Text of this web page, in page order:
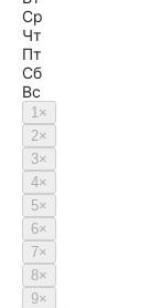
Ср
Чт
Пт
Сб
Вс
1×
2×
3×
4×
5×
6×
7×
8×
9×